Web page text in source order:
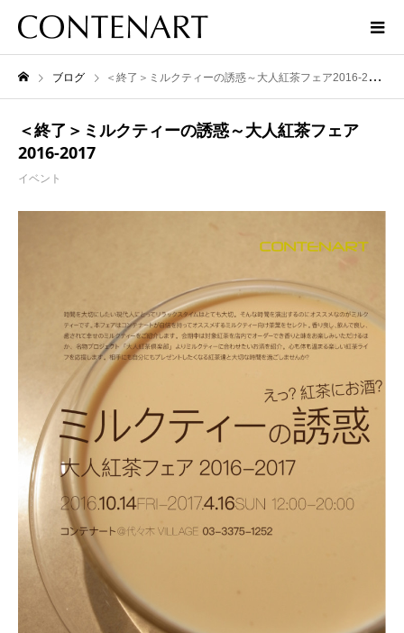
ブログ ＜終了＞ミルクティーの誘惑～大人紅茶フェア2016-2017
＜終了＞ミルクティーの誘惑～大人紅茶フェア
2016-2017
イベント